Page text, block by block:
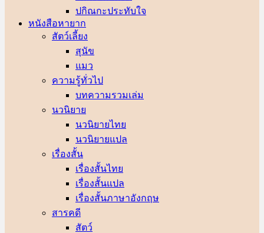
ปกิณกะประทับใจ
หนังสือหายาก
สัตว์เลี้ยง
สุนัข
แมว
ความรู้ทั่วไป
บทความรวมเล่ม
นวนิยาย
นวนิยายไทย
นวนิยายแปล
เรื่องสั้น
เรื่องสั้นไทย
เรื่องสั้นแปล
เรื่องสั้นภาษาอังกฤษ
สารคดี
สัตว์